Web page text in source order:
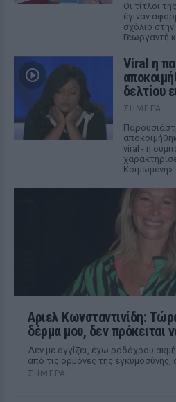
Οι τίτλοι
έγιναν
σχόλιο
Γεωργαντή
Viral η
δελτίου
ΣΉΜΕΡΑ
viral - η
Κοιμωμένη».
Αριελ Κωνσταντινίδη:
δέρμα μου, δεν πρόκειται
Δεν με αγγίζει, έχω ροδόχρου
από τις ορμόνες της εγκυμοσύνης,
ΣΉΜΕΡΑ